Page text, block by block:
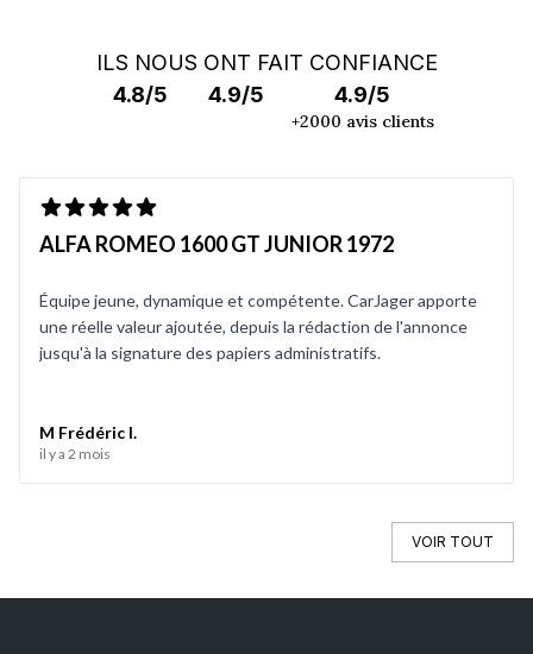
ILS NOUS ONT FAIT CONFIANCE
4.8/5
4.9/5 4.9/5
+2000 avis clients
ALFA ROMEO 1600 GT JUNIOR 1972
Équipe jeune, dynamique et compétente. CarJager apporte
une réelle valeur ajoutée, depuis la rédaction de l'annonce
jusqu'à la signature des papiers administratifs.
M Frédéric I.
il y a 2 mois
VOIR TOUT